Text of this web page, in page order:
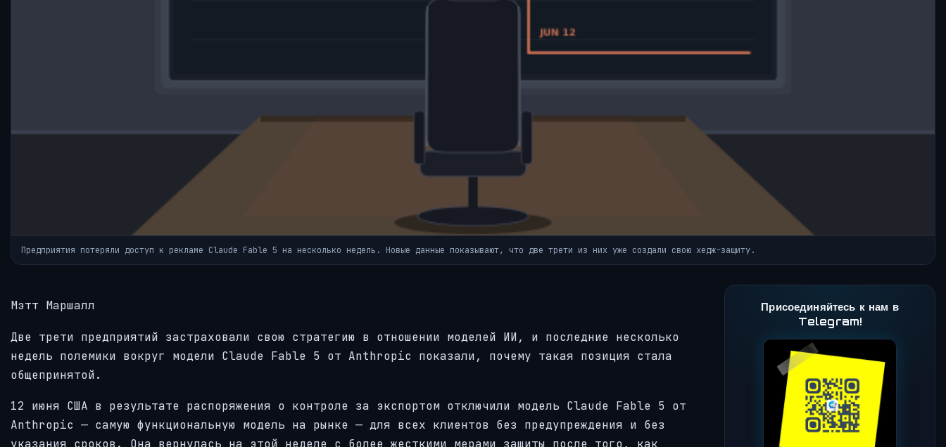
Предприятия потеряли доступ к рекламе Claude Fable 5 на несколько недель. Новые данные показывают, что две трети из них уже создали свою хедж-защиту.
Мэтт Маршалл
Две трети предприятий застраховали свою стратегию в отношении моделей ИИ, и последние несколько
недель полемики вокруг модели Claude Fable 5 от Anthropic показали, почему такая позиция стала
общепринятой.
12 июня США в результате распоряжения о контроле за экспортом отключили модель Claude Fable 5 от
Anthropic — самую функциональную модель на рынке — для всех клиентов без предупреждения и без
указания сроков. Она вернулась на этой неделе с более жесткими мерами защиты после того, как
Присоединяйтесь к нам в
Telegram!